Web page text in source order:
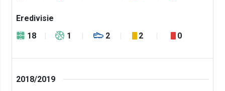
Eredivisie
18
1 2 2 0
2018/2019